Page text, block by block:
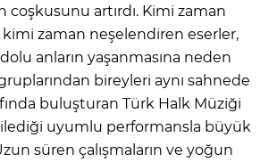
coşkusunu artırdı. Kimi zaman
zaman neşelendiren eserler,
anların yaşanmasına neden
bireyleri aynı sahnede
buluşturan Türk Halk Müziği
uyumlu performansla büyük
süren çalışmaların ve yoğun